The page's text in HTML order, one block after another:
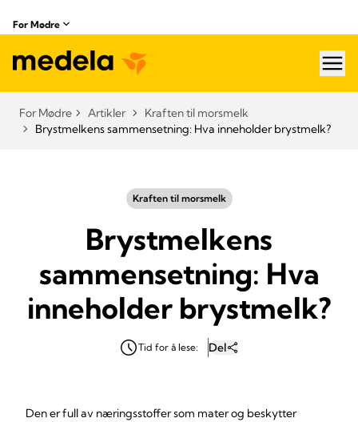
For Mødre
For Mødre Artikler
Kraften til morsmelk
Brystmelkens sammensetning: Hva inneholder brystmelk?
Kraften til morsmelk
Brystmelkens
sammensetning: Hva
inneholder brystmelk?
Tid for å lese: Del
Den er full av næringsstoffer som mater og beskytter